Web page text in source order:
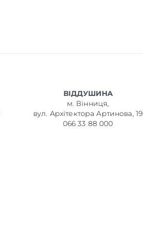
ВІДДУШИНА
м. Вінниця,
вул. Архітектора Артинова, 19
066 33 88 000